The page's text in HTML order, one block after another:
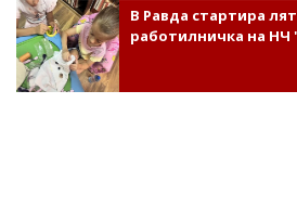
В Равда стартира
работилничка на НЧ